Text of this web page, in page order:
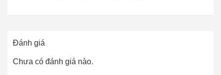
Đánh giá
Chưa có đánh giá nào.